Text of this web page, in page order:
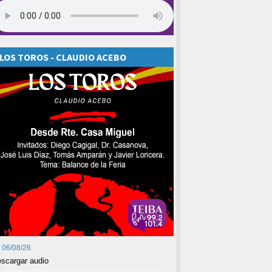
LOS TOROS - CLAUDIO ACEBO
06/08/26
audio